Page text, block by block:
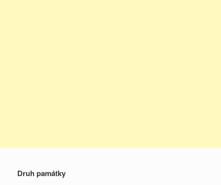
Druh památky